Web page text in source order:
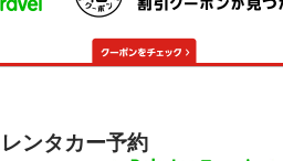
レンタカー予約